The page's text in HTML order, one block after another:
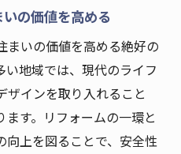
いを実現するリフォー
現する倉敷市の快適な
したリフォームプラン
の価値を高める
まいの価値を高める絶好の
地域では、現代のライフ
ザインを取り入れること
す。リフォームの一環と
向上を図ることで、安全性